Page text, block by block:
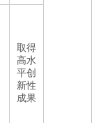
取得
高水
平创
新性
成果